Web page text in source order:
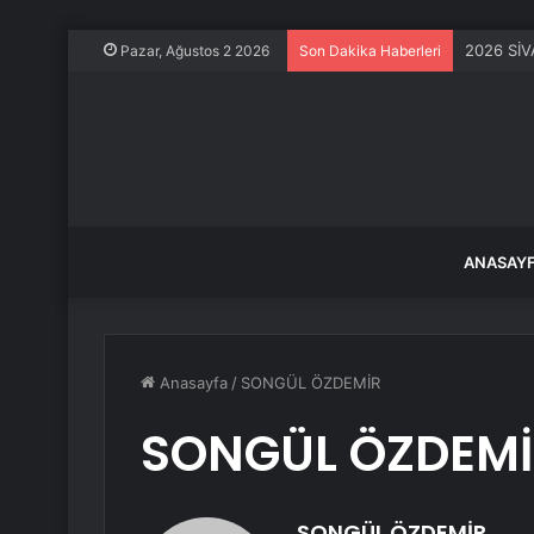
Pazar, Ağustos 2 2026 Son Dakika Haberleri 2026
Anasayfa / SONGÜL ÖZDEMİR
SONGÜL